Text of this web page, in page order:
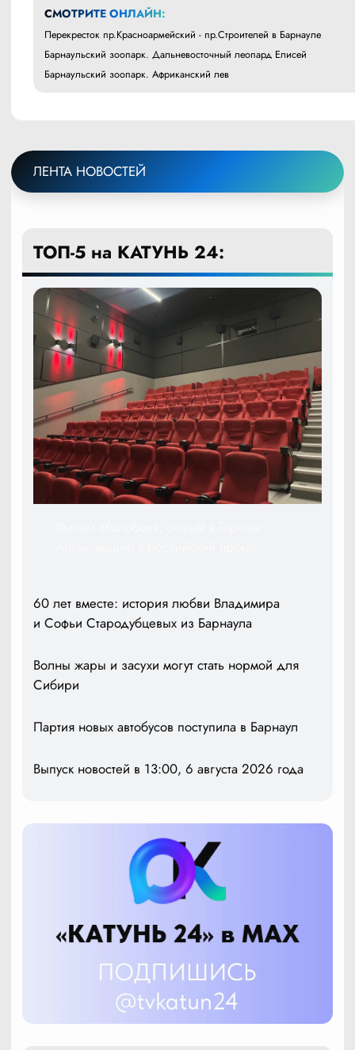
СМОТРИТЕ ОНЛАЙН:
Перекресток пр.Красноармейский - пр.Строителей в Барнауле
Барнаульский зоопарк. Дальневосточный леопард Елисей
Барнаульский зоопарк. Африканский лев
ЛЕНТА НОВОСТЕЙ
ТОП-5 на КАТУНЬ 24:
60 лет вместе: история любви Владимира
и Софьи Стародубцевых из Барнаула
Волны жары и засухи могут стать нормой для
Сибири
Партия новых автобусов поступила в Барнаул
Выпуск новостей в 13:00, 6 августа 2026 года